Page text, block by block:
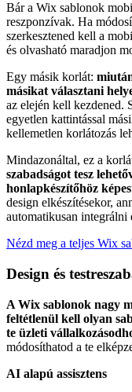
Bár a Wix sablonok
reszponzívak. Ha
szerkesztened kell a
és olvasható maradjon
Egy másik korlát:
másikat választani
az elején kell kezdened.
egyetlen kattintással
kellemetlen korlátozás
Mindazonáltal, ez a
szabadságot tesz
honlapkészítőhöz
design elkészítésekor,
automatikusan
Nézd meg a teljes Wix
Design és
A Wix sablonok nagy
feltétlenül kell olyan
te üzleti
módosíthatod a te
AI alapú assisztens